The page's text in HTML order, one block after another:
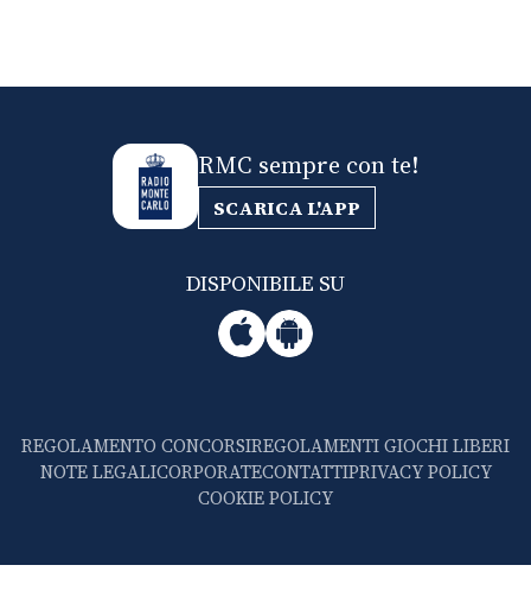
RMC sempre con te!
SCARICA L'APP
DISPONIBILE SU
REGOLAMENTO CONCORSIREGOLAMENTI GIOCHI LIBERI
NOTE LEGALICORPORATECONTATTIPRIVACY POLICY
COOKIE POLICY